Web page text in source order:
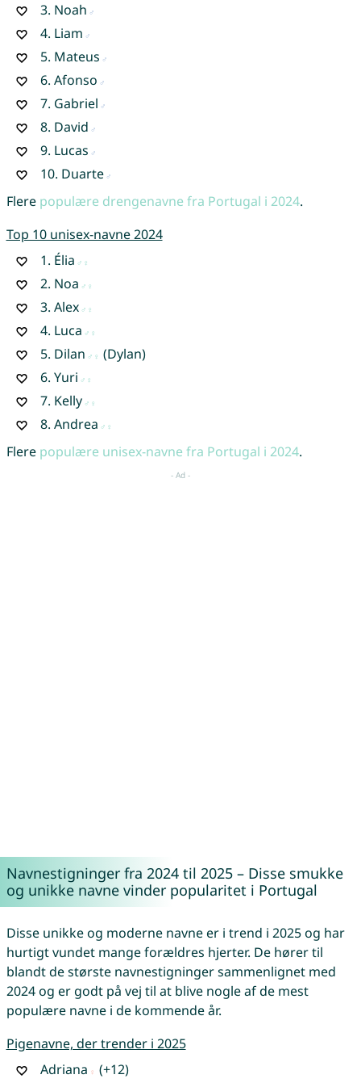
3. Noah
4. Liam
5. Mateus
6. Afonso
7. Gabriel
8. David
9. Lucas
10. Duarte
Flere populære drengenavne fra Portugal i 2024.
Top 10 unisex-navne 2024
1. Élia
2. Noa
3. Alex
4. Luca
5. Dilan
(Dylan)
6. Yuri
7. Kelly
8. Andrea
Flere populære unisex-navne fra Portugal i 2024.
Navnestigninger fra 2024 til 2025 – Disse smukke
og unikke navne vinder popularitet i Portugal
Disse unikke og moderne navne er i trend i 2025 og har
hurtigt vundet mange forældres hjerter. De hører til
blandt de største navnestigninger sammenlignet med
2024 og er godt på vej til at blive nogle af de mest
populære navne i de kommende år.
Pigenavne, der trender i 2025
Adriana
(+12)